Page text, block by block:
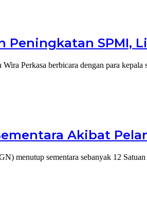
SPMI,
Perkasa berbicara dengan para
Akibat
sementara sebanyak 12